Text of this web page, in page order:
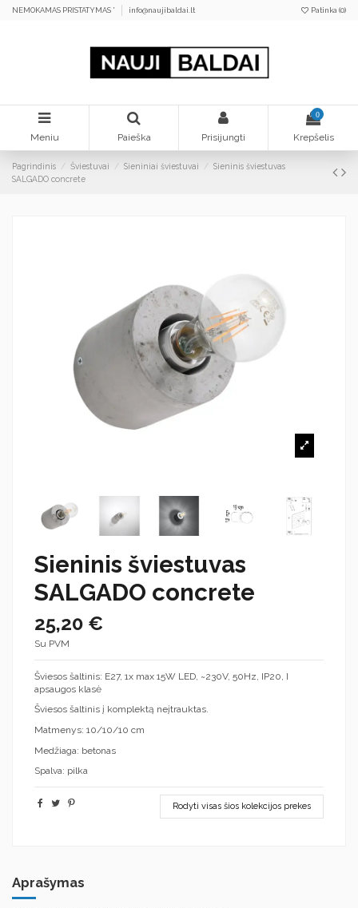
NEMOKAMAS PRISTATYMAS * info@naujibaldai.lt Patinka (0)
Meniu Paieška Prisijungti
0
Krepšelis
Pagrindinis Šviestuvai Sieniniai šviestuvai
Sieninis šviestuvas
SALGADO concrete
Sieninis šviestuvas
SALGADO concrete
25,20 €
Su PVM
Šviesos šaltinis: E27, 1x max 15W LED, ~230V, 50Hz, IP20, I
apsaugos klasė
Šviesos šaltinis į komplektą neįtrauktas.
Matmenys: 10/10/10 cm
Medžiaga: betonas
Spalva: pilka
Rodyti visas šios kolekcijos prekes
Aprašymas